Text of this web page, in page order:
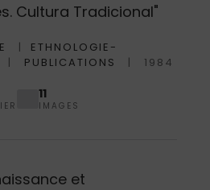
Cultura Tradicional"
ETHNOLOGIE-
PUBLICATIONS 1984
11
IMAGES
et